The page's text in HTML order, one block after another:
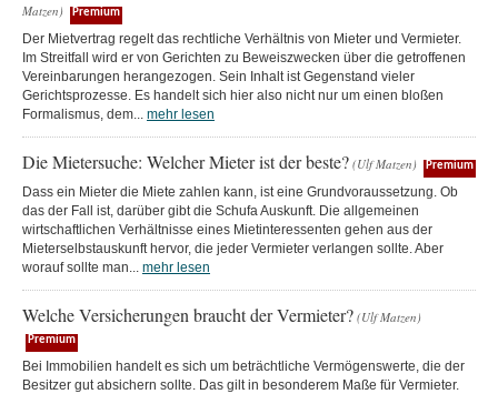
Matzen)
Premium
Der Mietvertrag regelt das rechtliche Verhältnis von Mieter und Vermieter.
Im Streitfall wird er von Gerichten zu Beweiszwecken über die getroffenen
Vereinbarungen herangezogen. Sein Inhalt ist Gegenstand vieler
Gerichtsprozesse. Es handelt sich hier also nicht nur um einen bloßen
Formalismus, dem... mehr lesen
Die Mietersuche: Welcher Mieter ist der beste? (Ulf Matzen) Premium
Dass ein Mieter die Miete zahlen kann, ist eine Grundvoraussetzung. Ob
das der Fall ist, darüber gibt die Schufa Auskunft. Die allgemeinen
wirtschaftlichen Verhältnisse eines Mietinteressenten gehen aus der
Mieterselbstauskunft hervor, die jeder Vermieter verlangen sollte. Aber
worauf sollte man... mehr lesen
Welche Versicherungen braucht der Vermieter? (Ulf Matzen)
Premium
Bei Immobilien handelt es sich um beträchtliche Vermögenswerte, die der
Besitzer gut absichern sollte. Das gilt in besonderem Maße für Vermieter.